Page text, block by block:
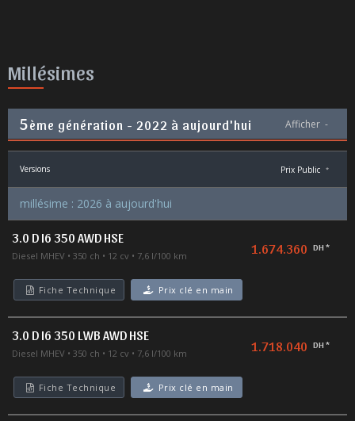
Millésimes
5ème génération - 2022 à aujourd'hui Afficher -
Versions Prix Public *
millésime : 2026 à aujourd'hui
3.0 D I6 350 AWD HSE
Diesel MHEV 350 ch 12 cv 7,6 l/100 km 1.674.360 DH *
Fiche Technique Prix clé en main
3.0 D I6 350 LWB AWD HSE
Diesel MHEV 350 ch 12 cv 7,6 l/100 km 1.718.040 DH *
Fiche Technique Prix clé en main